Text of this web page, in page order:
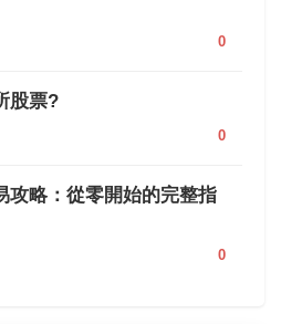
0
股票?
0
攻略：從零開始的完整指
0